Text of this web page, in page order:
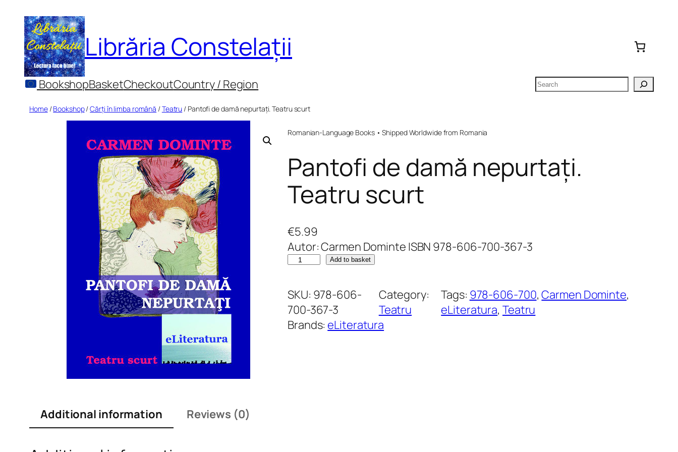
content
Librăria Constelații
BookshopBasketCheckoutCountry / Region Search
Home/Bookshop/Cărți în limba română /Teatru / Pantofi de damă nepurtați. Teatru scurt
Romanian-Language Books • Shipped Worldwide from Romania
Pantofi de damă nepurtați.
Teatru scurt
€5.99
Autor: Carmen Dominte ISBN 978-606-700-367-3
P
n
t
o
Add to basket
SKU: 978-606-
700-367-3
Category:
Teatru
Tags: 978-606-700, Carmen Dominte
eLiteratura, Teatru
Brands: eLiteratura
Additional information Reviews (0)